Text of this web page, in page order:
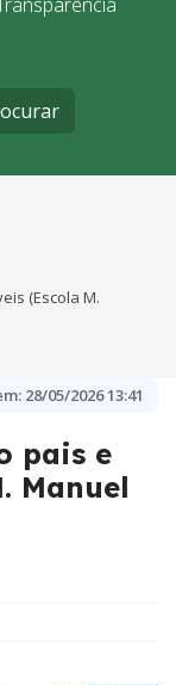
(Escola M.
28/05/2026 13:41
pais e
Manuel